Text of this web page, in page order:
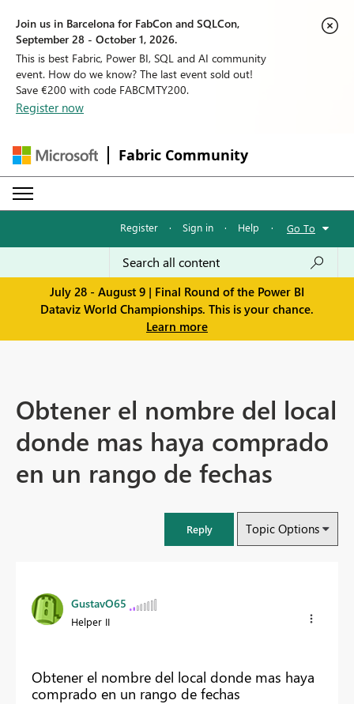
Join us in Barcelona for FabCon and SQLCon,
September 28 - October 1, 2026.
This is best Fabric, Power BI, SQL and AI community
event. How do we know? The last event sold out!
Save €200 with code FABCMTY200.
Register now
Fabric Community
Register · Sign in · Help · Go To
July 28 - August 9 | Final Round of the Power BI
Dataviz World Championships. This is your chance.
Learn more
Obtener el nombre del local
donde mas haya comprado
en un rango de fechas
Reply Topic Options
GustavO65
Helper II
Obtener el nombre del local donde mas haya
comprado en un rango de fechas